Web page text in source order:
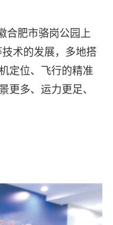
合肥市骆岗公园上
术的发展，多地搭
定位、飞行的精准
更多、运力更足、